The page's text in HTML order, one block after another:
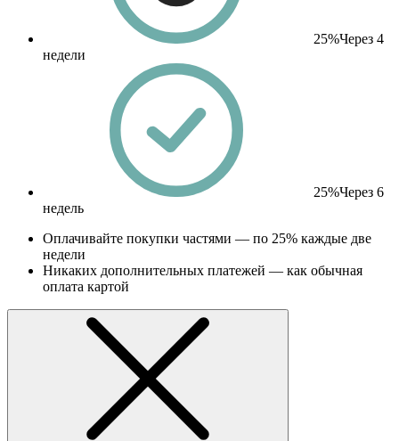
25%Через 4
недели
25%Через 6
недель
Оплачивайте покупки частями — по 25% каждые две
недели
Никаких дополнительных платежей — как обычная
оплата картой